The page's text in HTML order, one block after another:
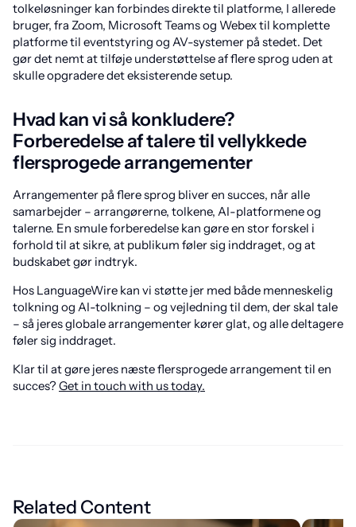
tolkeløsninger kan forbindes direkte til platforme, I allerede
bruger, fra Zoom, Microsoft Teams og Webex til komplette
platforme til eventstyring og AV-systemer på stedet. Det
gør det nemt at tilføje understøttelse af flere sprog uden at
skulle opgradere det eksisterende setup.
Hvad kan vi så konkludere?
Forberedelse af talere til vellykkede
flersprogede arrangementer
Arrangementer på flere sprog bliver en succes, når alle
samarbejder – arrangørerne, tolkene, AI-platformene og
talerne. En smule forberedelse kan gøre en stor forskel i
forhold til at sikre, at publikum føler sig inddraget, og at
budskabet gør indtryk.
Hos LanguageWire kan vi støtte jer med både menneskelig
tolkning og AI-tolkning – og vejledning til dem, der skal tale
– så jeres globale arrangementer kører glat, og alle deltagere
føler sig inddraget.
Klar til at gøre jeres næste flersprogede arrangement til en
succes? Get in touch with us today.
Related Content